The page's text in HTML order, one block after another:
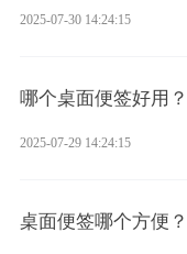
2025-07-30 14:24:15
哪个桌面便签好用？
2025-07-29 14:24:15
桌面便签哪个方便？